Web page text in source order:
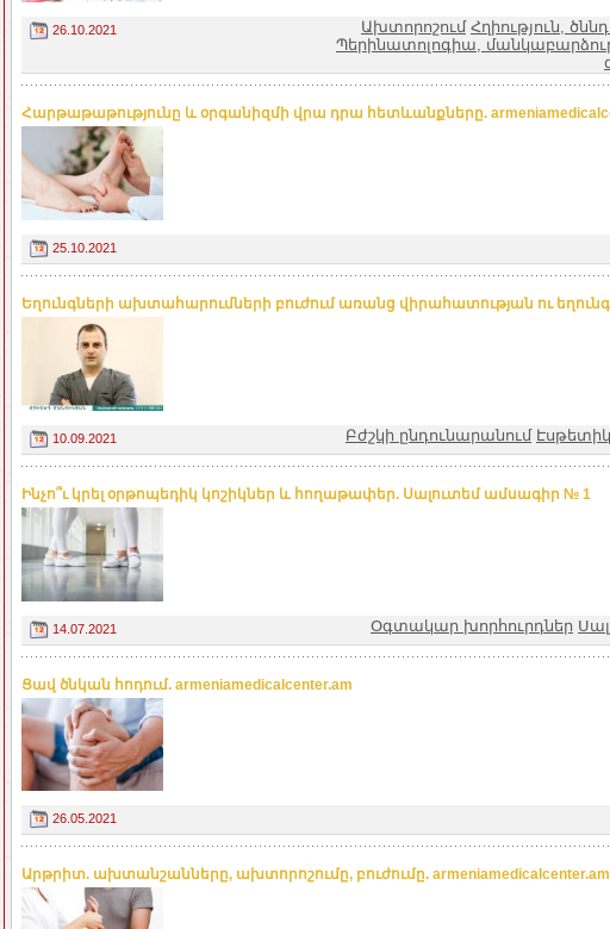
26.10.2021 Ախտորոշում Հղիություն,
Պերինատոլոգիա,
Հարթաթաթությունը և օրգանիզմի վրա դրա հետևանքները.
25.10.2021
Եղունգների ախտահարումների բուժում առանց վիրահատության ու
10.09.2021 Բժշկի ընդունարանում Էսթետիկ
Ինչո՞ւ կրել օրթոպեդիկ կոշիկներ և հողաթափեր. Սալուտեմ ամսագիր № 1
14.07.2021 Օգտակար խորհուրդներ
Ցավ ծնկան հոդում. armeniamedicalcenter.am
26.05.2021
Արթրիտ. ախտանշանները, ախտորոշումը, բուժումը. armeniamedicalcenter.am